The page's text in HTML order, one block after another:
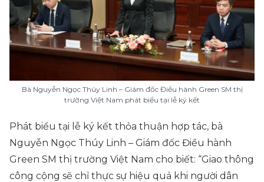
Bà Nguyễn Ngọc Thúy Linh – Giám đốc Điều hành Green SM thị
trường Việt Nam phát biểu tại lễ ký kết
Phát biểu tại lễ ký kết thỏa thuận hợp tác, bà
Nguyễn Ngọc Thúy Linh – Giám đốc Điều hành
Green SM thị trường Việt Nam cho biết: “Giao thông
công cộng sẽ chỉ thực sự hiệu quả khi người dân